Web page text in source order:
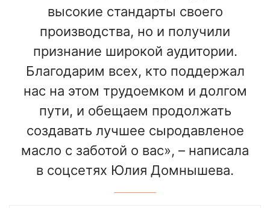
высокие стандарты своего
производства, но и получили
признание широкой аудитории.
Благодарим всех, кто поддержал
нас на этом трудоемком и долгом
пути, и обещаем продолжать
создавать лучшее сыродавленое
масло с заботой о вас», – написала
в соцсетях Юлия Домнышева.